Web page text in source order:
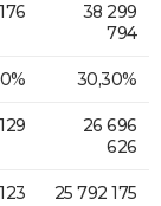
176
38 299
794
30,30%
129
26 696
626
123 25 792 175